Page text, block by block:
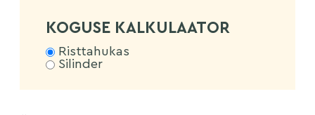
KOGUSE KALKULAATOR
Risttahukas
Silinder